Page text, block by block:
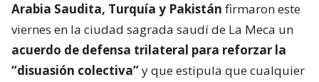
Arabia Saudita, Turquía y Pakistán firmaron este
viernes en la ciudad sagrada saudí de La Meca un
acuerdo de defensa trilateral para reforzar la
“disuasión colectiva”y que estipula que cualquier